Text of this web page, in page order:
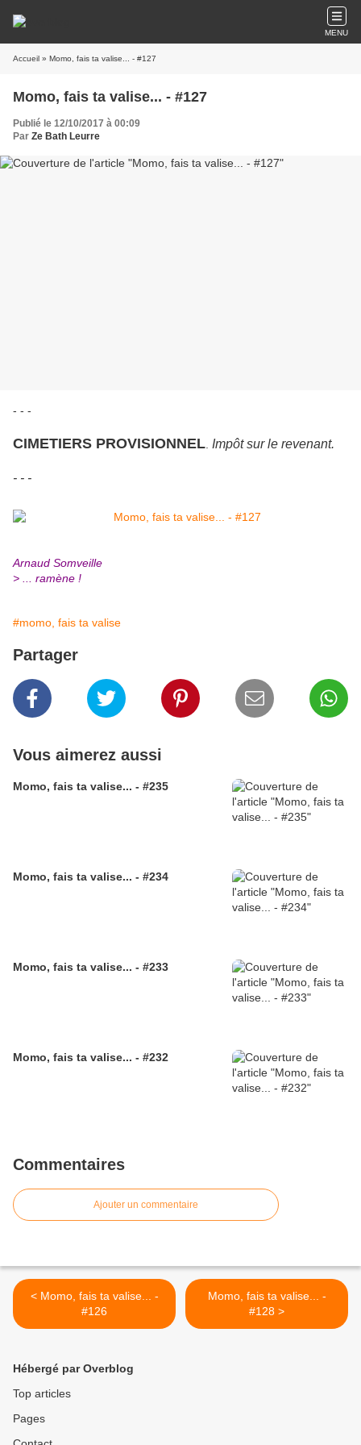
MENU
Accueil » Momo, fais ta valise... - #127
Momo, fais ta valise... - #127
Publié le 12/10/2017 à 00:09
Par Ze Bath Leurre
- - -
CIMETIERS PROVISIONNEL Impôt sur le revenant.
- - -
Arnaud Somveille
> ... ramène !
#momo, fais ta valise
Partager
Vous aimerez aussi
Momo, fais ta valise... - #235
Momo, fais ta valise... - #234
Momo, fais ta valise... - #233
Momo, fais ta valise... - #232
Commentaires
Ajouter un commentaire
< Momo, fais ta valise... -
#126
Momo, fais ta valise... -
#128 >
Hébergé par Overblog
Top articles
Pages